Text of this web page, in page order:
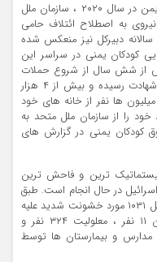
سفیر ایران در سازمان ملل اظهار داشت: در یمن در سال ۲۰۲۰ ، سازمان ملل
۱۹۴ نفر توسط نیروی به اصطلاح ائتلاف حامی
دبیرکل نیز منعکس شده
راهپیمایی کودکان یمنی در سراسر این
از شش سال از شروع حملات
این ائتلاف ، بیش از ۳۵۰۰ کودک یمنی به شهادت رسیده و بیش از ۴ هزار
ها نفر از خانه های خود
را از سازمان ملل متحد به
یمنی در گزارش های
ترین و فاحش ترین
در حال انجام است. طبق
گزارش سالانه دبیرکل در سال ۲۰۲۰ سازمان ملل ۱۰۳۱ مورد خشونت شدید علیه
۳۴۰ کودک فلسطینی ، از جمله کشته شدن ۱۱ نفر ، معلولیت ۳۲۴ نفر و
، و همچنین ۳۰ حمله به مدارس و بیمارستان ها توسط